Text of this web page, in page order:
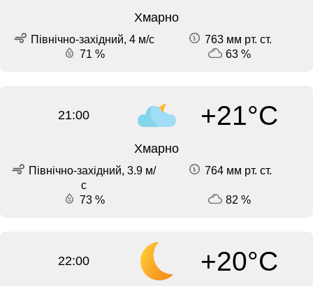
Хмарно
Північно-західний, 4 м/с
763 мм рт. ст.
71 %
63 %
21:00 +21°C
Хмарно
Північно-західний, 3.9 м/
с
764 мм рт. ст.
73 % 82 %
22:00 +20°C